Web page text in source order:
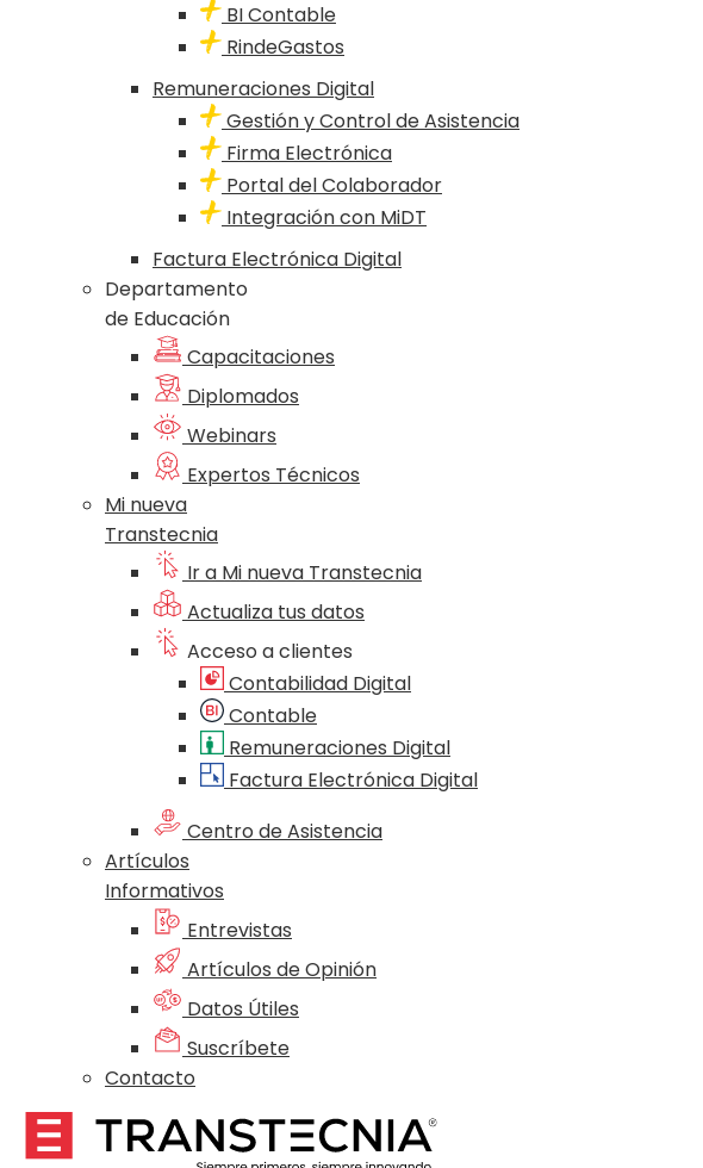
BI Contable
RindeGastos
Remuneraciones Digital
Gestión y Control de Asistencia
Firma Electrónica
Portal del Colaborador
Integración con MiDT
Factura Electrónica Digital
Departamento
de Educación
Capacitaciones
Diplomados
Webinars
Expertos Técnicos
Mi nueva
Transtecnia
Ir a Mi nueva Transtecnia
Actualiza tus datos
Acceso a clientes
Contabilidad Digital
Contable
Remuneraciones Digital
Factura Electrónica Digital
Centro de Asistencia
Artículos
Informativos
Entrevistas
Artículos de Opinión
Datos Útiles
Suscríbete
Contacto